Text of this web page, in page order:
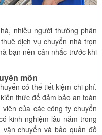
nhiều người thường phân
dịch vụ chuyển nhà trọn
bạn nên cân nhắc trước khi
môn
có thể tiết kiệm chi phí.
thức để đảm bảo an toàn
của các công ty chuyển
kinh nghiệm lâu năm trong
chuyển và bảo quản đồ